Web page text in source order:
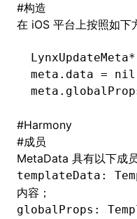
#构造
在 iOS 平台上按照如下
LynxUpdateMeta*
meta.data = nil
#Harmony
#成员
MetaData 具有以下成员
templateData:
内容；
globalProps: